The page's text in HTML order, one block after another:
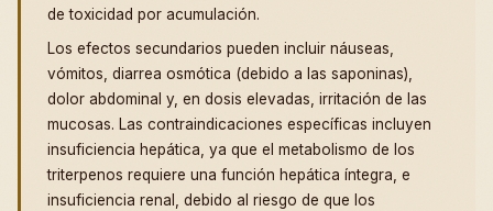
de toxicidad por acumulación.
Los efectos secundarios pueden incluir náuseas,
vómitos, diarrea osmótica (debido a las saponinas),
dolor abdominal y, en dosis elevadas, irritación de las
mucosas. Las contraindicaciones específicas incluyen
insuficiencia hepática, ya que el metabolismo de los
triterpenos requiere una función hepática íntegra, e
insuficiencia renal, debido al riesgo de que los